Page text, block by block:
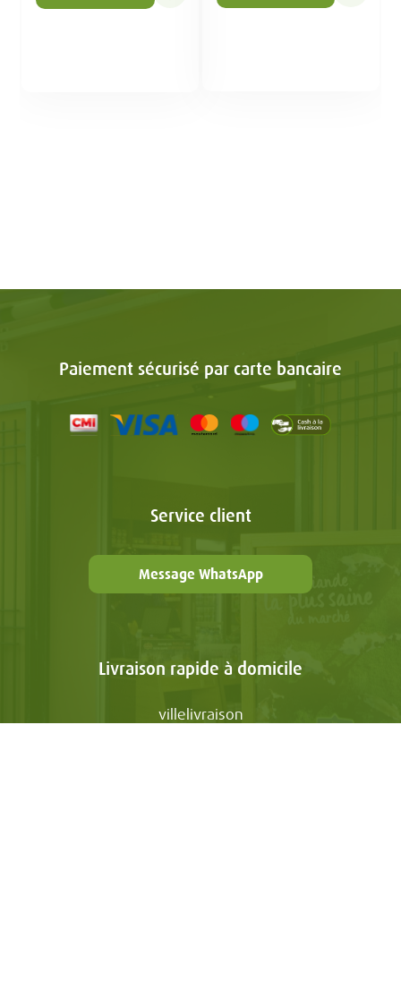
Paiement sécurisé par carte bancaire
Service client
Message WhatsApp
Livraison rapide à domicile
villelivraison